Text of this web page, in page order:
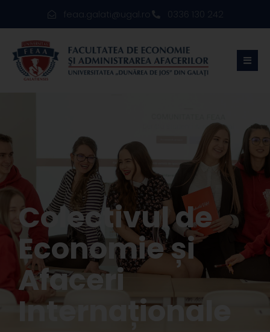
feaa.galati@ugal.ro 0336 130 242
Colectivul de
Economie și
Afaceri
Internaționale